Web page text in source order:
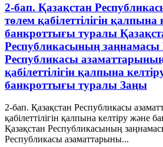
2-бап. Қазақстан
төлем қабілеттілігін қалпына
банкроттығы туралы
Республикасының заңнамасы
Республикасы
қабілеттілігін қалпына
банкроттығы туралы Заңы
2-бап. Қазақстан Республикасы
қабілеттілігін қалпына келтіру және
Қазақстан Республикасының
Республикасы азаматтарыны...